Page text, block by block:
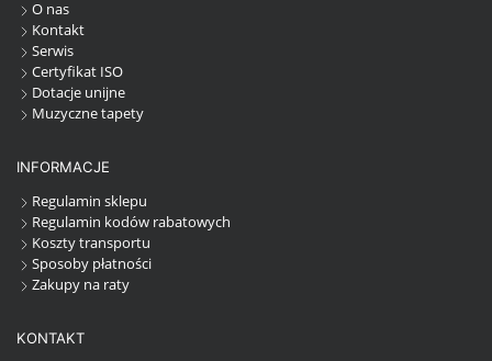
O nas
Kontakt
Serwis
Certyfikat ISO
Dotacje unijne
Muzyczne tapety
INFORMACJE
Regulamin sklepu
Regulamin kodów rabatowych
Koszty transportu
Sposoby płatności
Zakupy na raty
KONTAKT